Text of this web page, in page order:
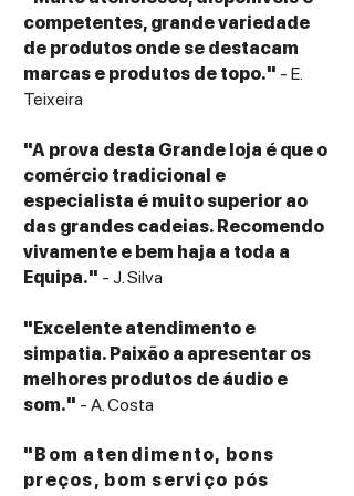
Mbps RJ45 Port
PoE Support: 802.3at PoE+
Antenna Gain: 2.4 GHz: 3.3 dBi / 5 GHz: 4.4
dBi
Max. Power Consumption: 25 Watts
Dimensões e Peso
Dimensões: 190 mm x 190 mm x 32 mm
(Largura x Altura x Profundidade).
Peso: 0.4 kg.
Conteúdo da Embalagem
Kit de montagem rápida (teto/parede);
Conjunto de parafusos e buchas;
Guia de início rápido.
competentes, grande variedade
de produtos onde se destacam
marcas e produtos de topo." - E.
Teixeira
"A prova desta Grande loja é que o
comércio tradicional e
especialista é muito superior ao
das grandes cadeias. Recomendo
vivamente e bem haja a toda a
Equipa." - J. Silva
"Excelente atendimento e
simpatia. Paixão a apresentar os
melhores produtos de áudio e
som." - A. Costa
"Bom atendimento, bons
preços, bom serviço pós